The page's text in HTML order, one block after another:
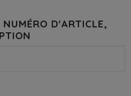
NUMÉRO D'ARTICLE,